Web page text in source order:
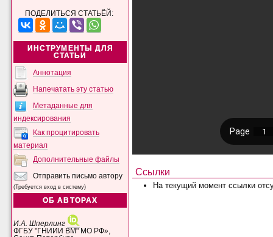
ПОДЕЛИТЬСЯ СТАТЬЁЙ:
ИНСТРУМЕНТЫ ДЛЯ
СТАТЬИ
Аннотация
Напечатать эту статью
Метаданные для
индексирования
Как процитировать
материал
Дополнительные файлы
Отправить письмо автору
(Требуется вход в систему)
ОБ АВТОРАХ
И.А. Шперлинг
ФГБУ "ГНИИИ ВМ" МО РФ»,
Ссылки
На текущий момент ссылки